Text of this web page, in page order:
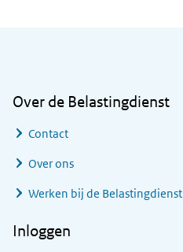
Over de Belastingdienst
Contact
Over ons
Werken bij de Belastingdienst
Inloggen